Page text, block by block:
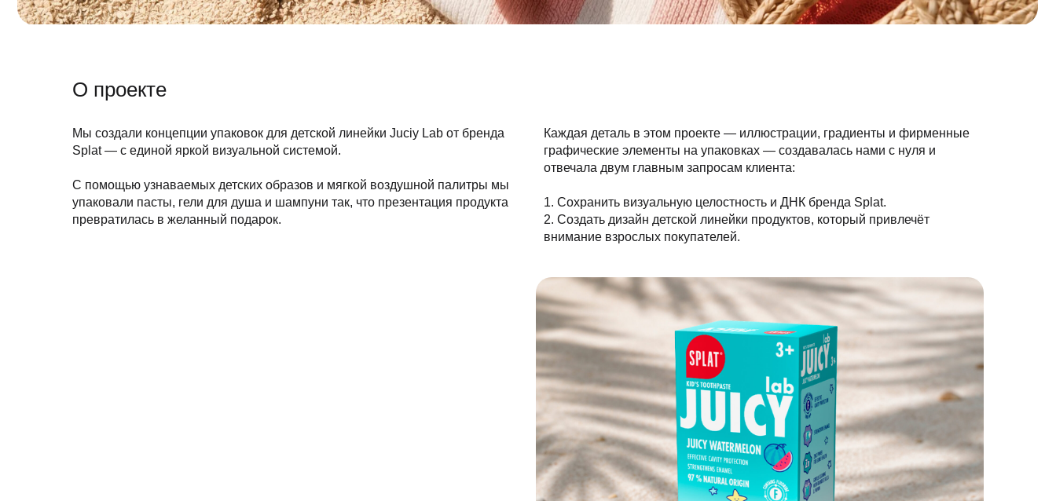
О проекте
Мы создали концепции упаковок для детской линейки Juciy Lab от бренда
Splat — с единой яркой визуальной системой.
С помощью узнаваемых детских образов и мягкой воздушной палитры мы
упаковали пасты, гели для душа и шампуни так, что презентация продукта
превратилась в желанный подарок.
Каждая деталь в этом проекте — иллюстрации, градиенты и фирменные
графические элементы на упаковках — создавалась нами с нуля и
отвечала двум главным запросам клиента:
1. Сохранить визуальную целостность и ДНК бренда Splat.
2. Создать дизайн детской линейки продуктов, который привлечёт
внимание взрослых покупателей.